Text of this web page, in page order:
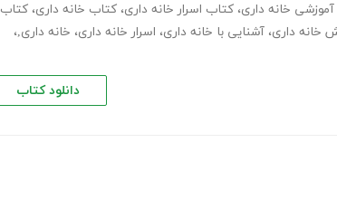
خانه داری، کتاب اسرار خانه داری، کتاب خانه داری، کتاب
خانه داری، آشنایی با خانه داری، اسرار خانه داری، خانه داری,،
دانلود کتاب